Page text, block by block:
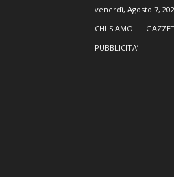
venerdì, Agosto 7,
CHI SIAMO
PUBBLICITA’